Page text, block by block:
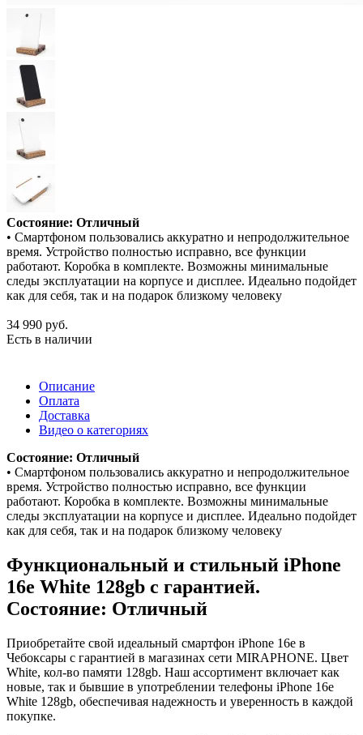
Состояние: Отличный
• Смартфоном пользовались аккуратно и непродолжительное
время. Устройство полностью исправно, все функции
работают. Коробка в комплекте. Возможны минимальные
следы эксплуатации на корпусе и дисплее. Идеально подойдет
как для себя, так и на подарок близкому человеку
34 990 руб.
Есть в наличии
Описание
Оплата
Доставка
Видео о категориях
Состояние: Отличный
• Смартфоном пользовались аккуратно и непродолжительное
время. Устройство полностью исправно, все функции
работают. Коробка в комплекте. Возможны минимальные
следы эксплуатации на корпусе и дисплее. Идеально подойдет
как для себя, так и на подарок близкому человеку
Функциональный и стильный iPhone
16e White 128gb с гарантией.
Состояние: Отличный
Приобретайте свой идеальный смартфон iPhone 16e в
Чебоксары с гарантией в магазинах сети MIRAPHONE. Цвет
White, кол-во памяти 128gb. Наш ассортимент включает как
новые, так и бывшие в употреблении телефоны iPhone 16e
White 128gb, обеспечивая надежность и уверенность в каждой
покупке.